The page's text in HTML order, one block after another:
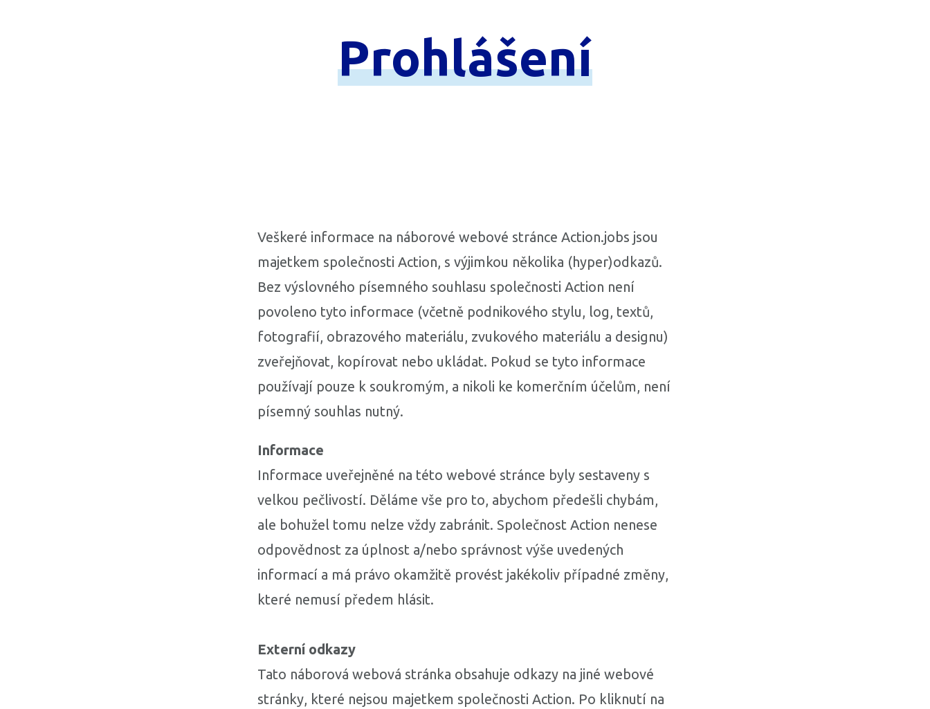
Prohlášení
Veškeré informace na náborové webové stránce Action.jobs jsou
majetkem společnosti Action, s výjimkou několika (hyper)odkazů.
Bez výslovného písemného souhlasu společnosti Action není
povoleno tyto informace (včetně podnikového stylu, log, textů,
fotografií, obrazového materiálu, zvukového materiálu a designu)
zveřejňovat, kopírovat nebo ukládat. Pokud se tyto informace
používají pouze k soukromým, a nikoli ke komerčním účelům, není
písemný souhlas nutný.
Informace
Informace uveřejněné na této webové stránce byly sestaveny s
velkou pečlivostí. Děláme vše pro to, abychom předešli chybám,
ale bohužel tomu nelze vždy zabránit. Společnost Action nenese
odpovědnost za úplnost a/nebo správnost výše uvedených
informací a má právo okamžitě provést jakékoliv případné změny,
které nemusí předem hlásit.
Externí odkazy
Tato náborová webová stránka obsahuje odkazy na jiné webové
stránky, které nejsou majetkem společnosti Action. Po kliknutí na